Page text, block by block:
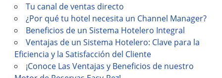
Tu canal de ventas directo
¿Por qué tu hotel necesita un Channel Manager?
Beneficios de un Sistema Hotelero Integral
Ventajas de un Sistema Hotelero: Clave para la
Eficiencia y la Satisfacción del Cliente
¡Conoce Las Ventajas y Beneficios de nuestro